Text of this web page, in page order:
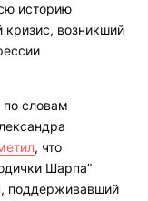
историю
кризис, возникший
словам
, что
Шарпа”
поддерживавший